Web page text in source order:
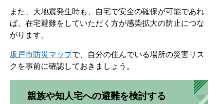
また、大地震発生時も、自宅で安全の確保が可能であれ
ば、在宅避難をしていただく方が感染拡大の防止につな
がります。
坂戸市防災マップで、自分の住んでいる場所の災害リス
クを事前に確認しておきましょう。
親族や知人宅への避難を検討する